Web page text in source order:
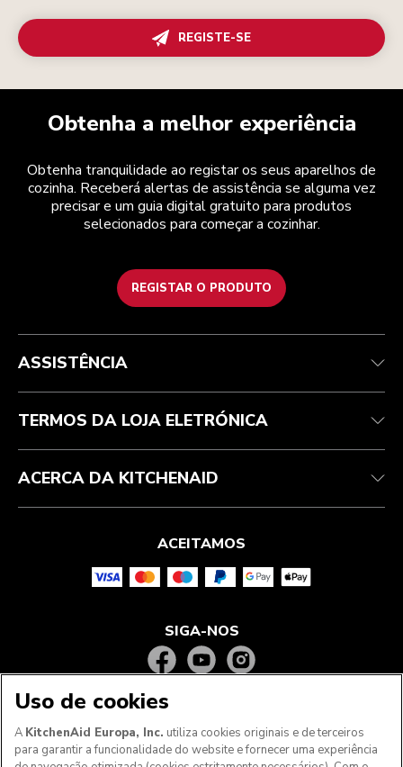
REGISTE-SE
Obtenha a melhor experiência
Obtenha tranquilidade ao registar os seus aparelhos de
cozinha. Receberá alertas de assistência se alguma vez
precisar e um guia digital gratuito para produtos
selecionados para começar a cozinhar.
REGISTAR O PRODUTO
Health Check
Atendimento ao cliente
Acompanhar a sua encomenda
Garantia e documentos
Perguntas frequentes
Termos e condições
Envio e entrega
Devoluções e reembolsos
Marca
ODR
A marca
A nossa história
ASSISTÊNCIA
TERMOS DA LOJA ELETRÓNICA
ACERCA DA KITCHENAID
ACEITAMOS
SIGA-NOS
Uso de cookies
A KitchenAid Europa, Inc. utiliza cookies originais e de terceiros
para garantir a funcionalidade do website e fornecer uma experiência